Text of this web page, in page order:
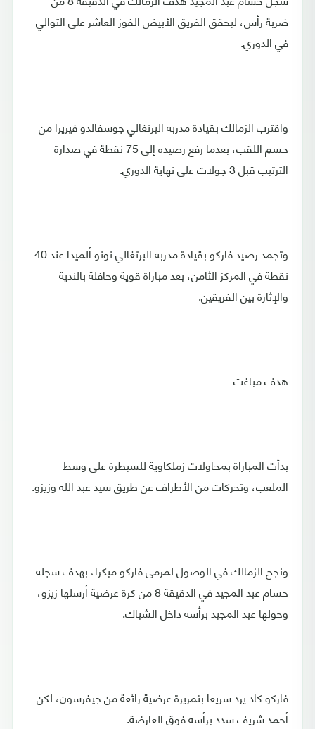
ضربة رأس، ليحقق الفريق الأبيض الفوز العاشر على التوالي
في الدوري.
واقترب الزمالك بقيادة مدربه البرتغالي جوسفالدو فيريرا من
حسم اللقب، بعدما رفع رصيده إلى 75 نقطة في صدارة
الترتيب قبل 3 جولات على نهاية الدوري.
وتجمد رصيد فاركو بقيادة مدربه البرتغالي نونو ألميدا عند 40
نقطة في المركز الثامن، بعد مباراة قوية وحافلة بالندية
والإثارة بين الفريقين.
هدف مباغت
بدأت المباراة بمحاولات زملكاوية للسيطرة على وسط
الملعب، وتحركات من الأطراف عن طريق سيد عبد الله وزيزو.
ونجح الزمالك في الوصول لمرمى فاركو مبكرا، بهدف سجله
حسام عبد المجيد في الدقيقة 8 من كرة عرضية أرسلها زيزو،
وحولها عبد المجيد برأسه داخل الشباك.
فاركو كاد يرد سريعا بتمريرة عرضية رائعة من جيفرسون، لكن
أحمد شريف سدد برأسه فوق العارضة.